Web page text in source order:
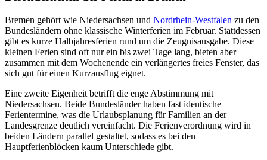
Bremen gehört wie Niedersachsen und Nordrhein-Westfalen zu den
Bundesländern ohne klassische Winterferien im Februar. Stattdessen
gibt es kurze Halbjahresferien rund um die Zeugnisausgabe. Diese
kleinen Ferien sind oft nur ein bis zwei Tage lang, bieten aber
zusammen mit dem Wochenende ein verlängertes freies Fenster, das
sich gut für einen Kurzausflug eignet.
Eine zweite Eigenheit betrifft die enge Abstimmung mit
Niedersachsen. Beide Bundesländer haben fast identische
Ferientermine, was die Urlaubsplanung für Familien an der
Landesgrenze deutlich vereinfacht. Die Ferienverordnung wird in
beiden Ländern parallel gestaltet, sodass es bei den
Hauptferienblöcken kaum Unterschiede gibt.